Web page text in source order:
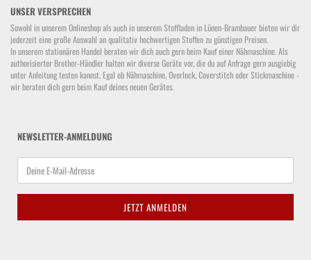
UNSER VERSPRECHEN
Sowohl in unserem Onlineshop als auch in unserem Stoffladen in Lünen-Brambauer bieten wir dir
jederzeit eine große Auswahl an qualitativ hochwertigen Stoffen zu günstigen Preisen.
In unserem stationären Handel beraten wir dich auch gern beim Kauf einer Nähmaschine. Als
authorisierter Brother-Händler halten wir diverse Geräte vor, die du auf Anfrage gern ausgiebig
unter Anleitung testen kannst. Egal ob Nähmaschine, Overlock, Coverstitch oder Stickmaschine -
wir beraten dich gern beim Kauf deines neuen Gerätes.
NEWSLETTER-ANMELDUNG